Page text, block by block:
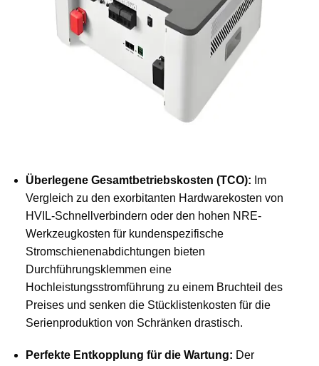
Überlegene Gesamtbetriebskosten (TCO): Im
Vergleich zu den exorbitanten Hardwarekosten von
HVIL-Schnellverbindern oder den hohen NRE-
Werkzeugkosten für kundenspezifische
Stromschienenabdichtungen bieten
Durchführungsklemmen eine
Hochleistungsstromführung zu einem Bruchteil des
Preises und senken die Stücklistenkosten für die
Serienproduktion von Schränken drastisch.
Perfekte Entkopplung für die Wartung: Der